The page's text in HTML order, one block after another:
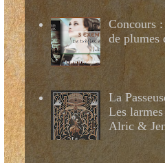
Concours
de plumes
La
Les
Alric &